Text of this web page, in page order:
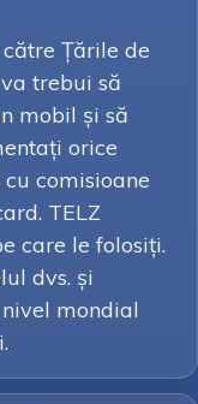
Țările de
trebui să
mobil și să
orice
comisioane
TELZ
care le folosiți.
dvs. și
mondial